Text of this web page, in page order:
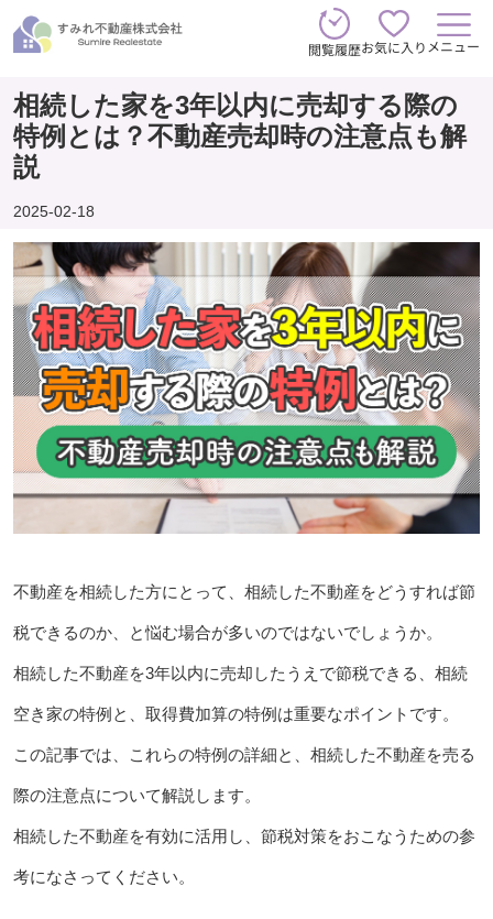
閲覧履歴お気に入り メニュー
相続した家を3年以内に売却する際の
特例とは？不動産売却時の注意点も解
説
2025-02-18
不動産を相続した方にとって、相続した不動産をどうすれば節
税できるのか、と悩む場合が多いのではないでしょうか。
相続した不動産を3年以内に売却したうえで節税できる、相続
空き家の特例と、取得費加算の特例は重要なポイントです。
この記事では、これらの特例の詳細と、相続した不動産を売る
際の注意点について解説します。
相続した不動産を有効に活用し、節税対策をおこなうための参
考になさってください。